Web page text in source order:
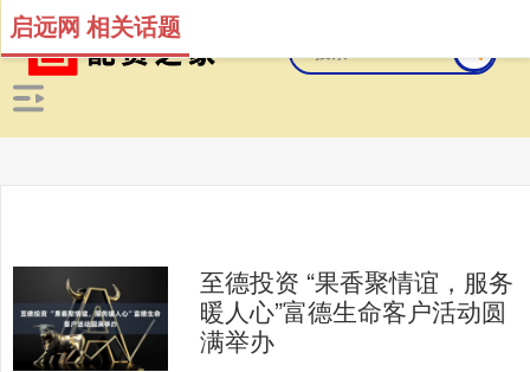
启远网 相关话题
至德投资 “果香聚情谊，服务
暖人心”富德生命客户活动圆
满举办